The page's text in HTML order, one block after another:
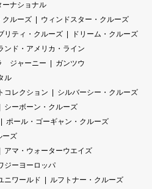
ーナショナル
クルーズ
ウィンドスター・クルーズ
リティ・クルーズ
ドリーム・クルーズ
ンド・アメリカ・ライン
ジャーニー
ガンツウ
ル
コレクション
シルバーシー・クルーズ
シーボーン・クルーズ
ポール・ゴーギャン・クルーズ
ーズ
アマ・ウォーターウエイズ
ジーヨーロッパ
ニワールド
ルフトナー・クルーズ